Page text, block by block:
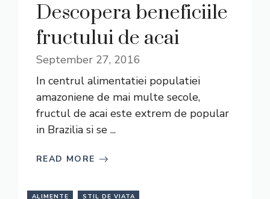
Descopera beneficiile
fructului de acai
September 27, 2016
In centrul alimentatiei populatiei
amazoniene de mai multe secole,
fructul de acai este extrem de popular
in Brazilia si se ...
READ MORE
ALIMENTE STIL DE VIATA